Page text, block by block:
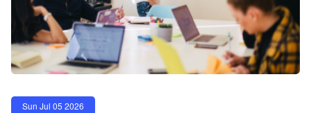
Sun Jul 05 2026